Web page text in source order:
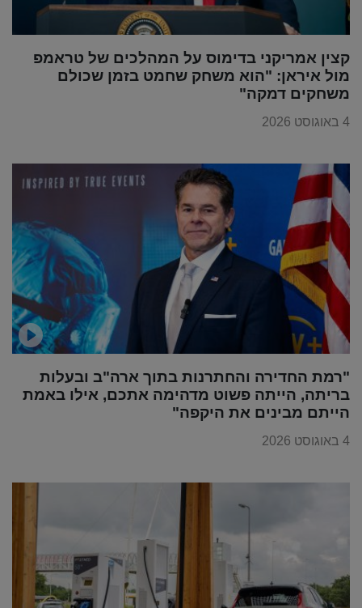
קצין אמריקני בדימוס על המהלכים של טראמפ
מול איראן: "הוא משחק שחמט בזמן שכולם
משחקים דמקה"
4 באוגוסט 2026
"רמת החדירה והחתרנות בתוך ארה"ב ובעלות
בריתה, הייתה פשוט מדהימה אתכם, אילו באמת
הייתם מבינים את היקפה"
4 באוגוסט 2026